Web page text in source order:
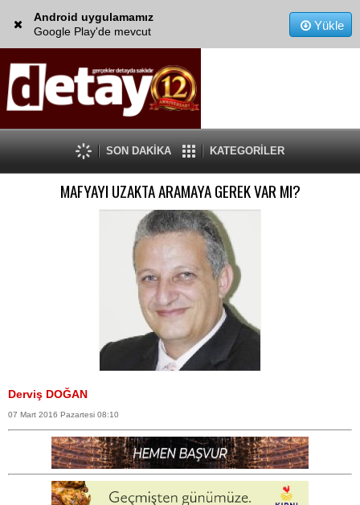
Android uygulamamız
Google Play'de mevcut
Yükle
SON DAKİKA KATEGORİLER
MAFYAYI UZAKTA ARAMAYA GEREK VAR MI?
Derviş DOĞAN
07 Mart 2016 Pazartesi 08:10